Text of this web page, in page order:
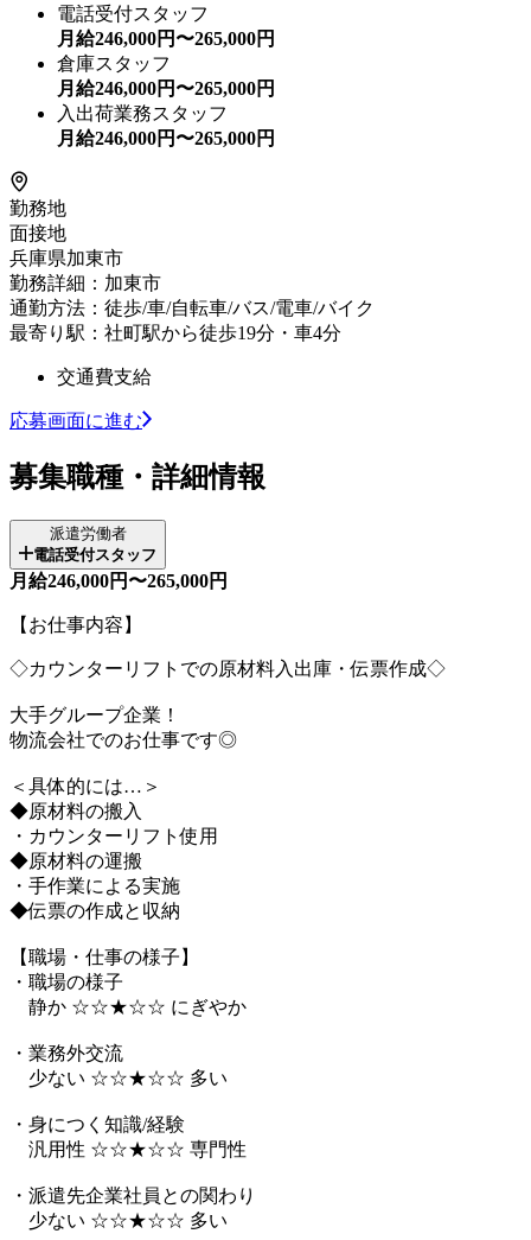
電話受付スタッフ
月給246,000円〜265,000円
倉庫スタッフ
月給246,000円〜265,000円
入出荷業務スタッフ
月給246,000円〜265,000円
勤務地
面接地
兵庫県加東市
勤務詳細：加東市
通勤方法：徒歩/車/自転車/バス/電車/バイク
最寄り駅：社町駅から徒歩19分・車4分
交通費支給
応募画面に進む
募集職種・詳細情報
派遣労働者
電話受付スタッフ
月給246,000円〜265,000円
【お仕事内容】
◇カウンターリフトでの原材料入出庫・伝票作成◇
大手グループ企業！
物流会社でのお仕事です◎
＜具体的には…＞
◆原材料の搬入
・カウンターリフト使用
◆原材料の運搬
・手作業による実施
◆伝票の作成と収納
【職場・仕事の様子】
・職場の様子
静か ☆☆★☆☆ にぎやか
・業務外交流
少ない ☆☆★☆☆ 多い
・身につく知識/経験
汎用性 ☆☆★☆☆ 専門性
・派遣先企業社員との関わり
少ない ☆☆★☆☆ 多い